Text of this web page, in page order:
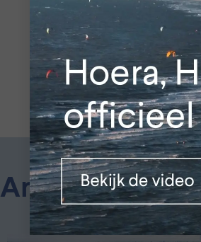
Deel dit bericht via:
Andere